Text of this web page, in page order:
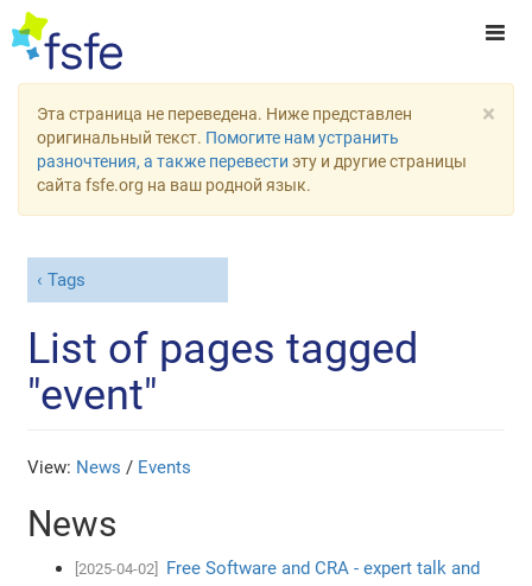
×
Эта страница не переведена. Ниже представлен
оригинальный текст. Помогите нам устранить
разночтения, а также перевести эту и другие страницы
сайта fsfe.org на ваш родной язык.
Tags
List of pages tagged
"event"
View: News / Events
News
[2025-04-02]
Free Software and CRA - expert talk and